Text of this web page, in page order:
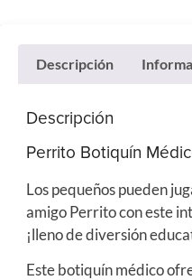
Descripción
Descripción
Perrito Botiquín
Los pequeños pueden
amigo Perrito con este
¡lleno de diversión
Este botiquín médico